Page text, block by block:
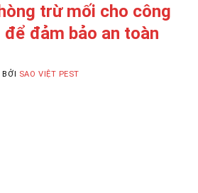
trừ mối cho công
đảm bảo an toàn
BỞI SAO VIỆT PEST